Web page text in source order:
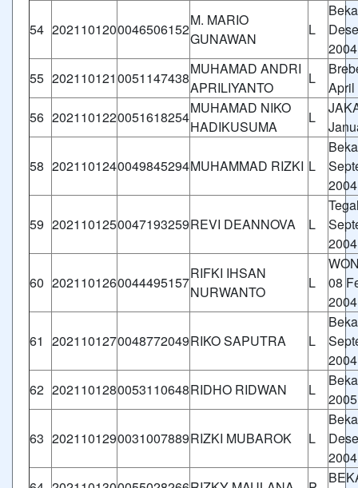
54 2021101200046506152
M. MARIO
GUNAWAN
L
2004
55 2021101210051147438
MUHAMAD ANDRI
APRILIYANTO
L
April
56 2021101220051618254
MUHAMAD NIKO
HADIKUSUMA
L
58 2021101240049845294MUHAMMAD RIZKI L
2004
59 2021101250047193259REVI DEANNOVA L
2004
60 2021101260044495157
RIFKI IHSAN
NURWANTO
L
08
2004
61 2021101270048772049RIKO SAPUTRA L
2004
62 2021101280053110648RIDHO RIDWAN L
2005
63 2021101290031007889RIZKI MUBAROK L
2004